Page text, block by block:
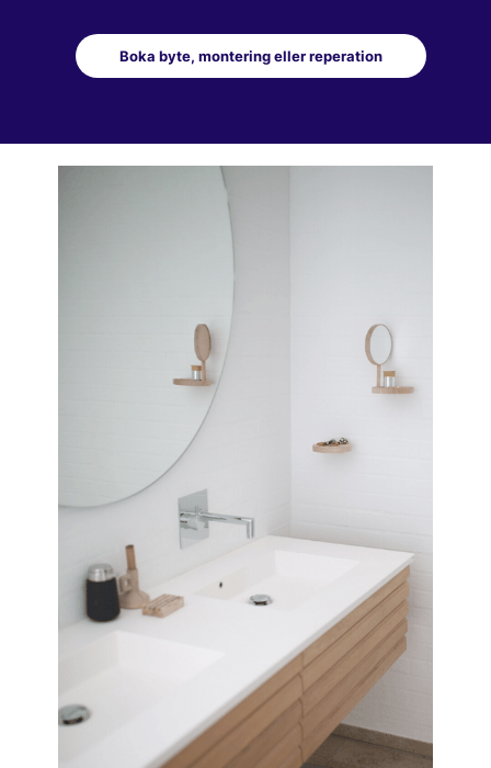
Boka byte, montering eller reperation